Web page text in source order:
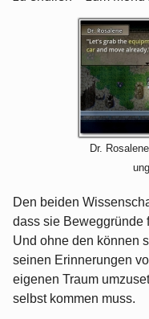
Dr.
Den beiden
dass sie Beweggründe
Und ohne den können
seinen Erinnerungen
eigenen Traum
selbst kommen muss.